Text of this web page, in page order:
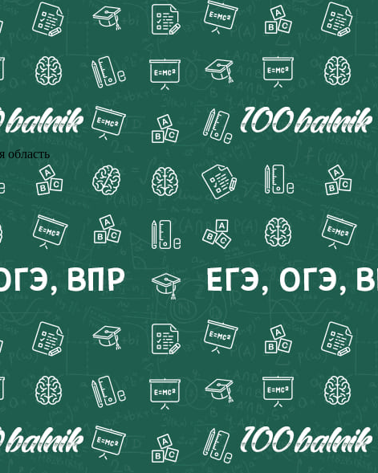
область